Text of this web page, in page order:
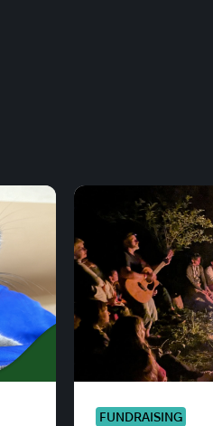
FUNDRAISING